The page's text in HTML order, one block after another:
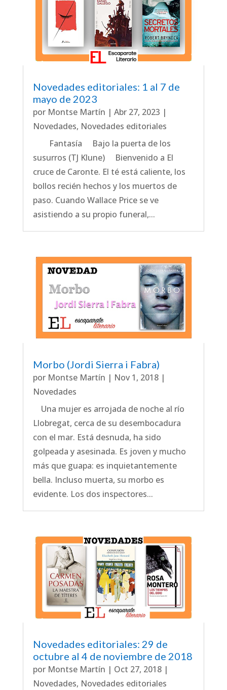
Novedades editoriales: 1 al 7 de
mayo de 2023
por Montse Martín | Abr 27, 2023 |
Novedades, Novedades editoriales
Fantasía Bajo la puerta de los
susurros (TJ Klune) Bienvenido a El
cruce de Caronte. El té está caliente, los
bollos recién hechos y los muertos de
paso. Cuando Wallace Price se ve
asistiendo a su propio funeral,...
Morbo (Jordi Sierra i Fabra)
por Montse Martín | Nov 1, 2018|
Novedades
Una mujer es arrojada de noche al río
Llobregat, cerca de su desembocadura
con el mar. Está desnuda, ha sido
golpeada y asesinada. Es joven y mucho
más que guapa: es inquietantemente
bella. Incluso muerta, su morbo es
evidente. Los dos inspectores...
Novedades editoriales: 29 de
octubre al 4 de noviembre de 2018
por Montse Martín | Oct 27, 2018|
Novedades, Novedades editoriales